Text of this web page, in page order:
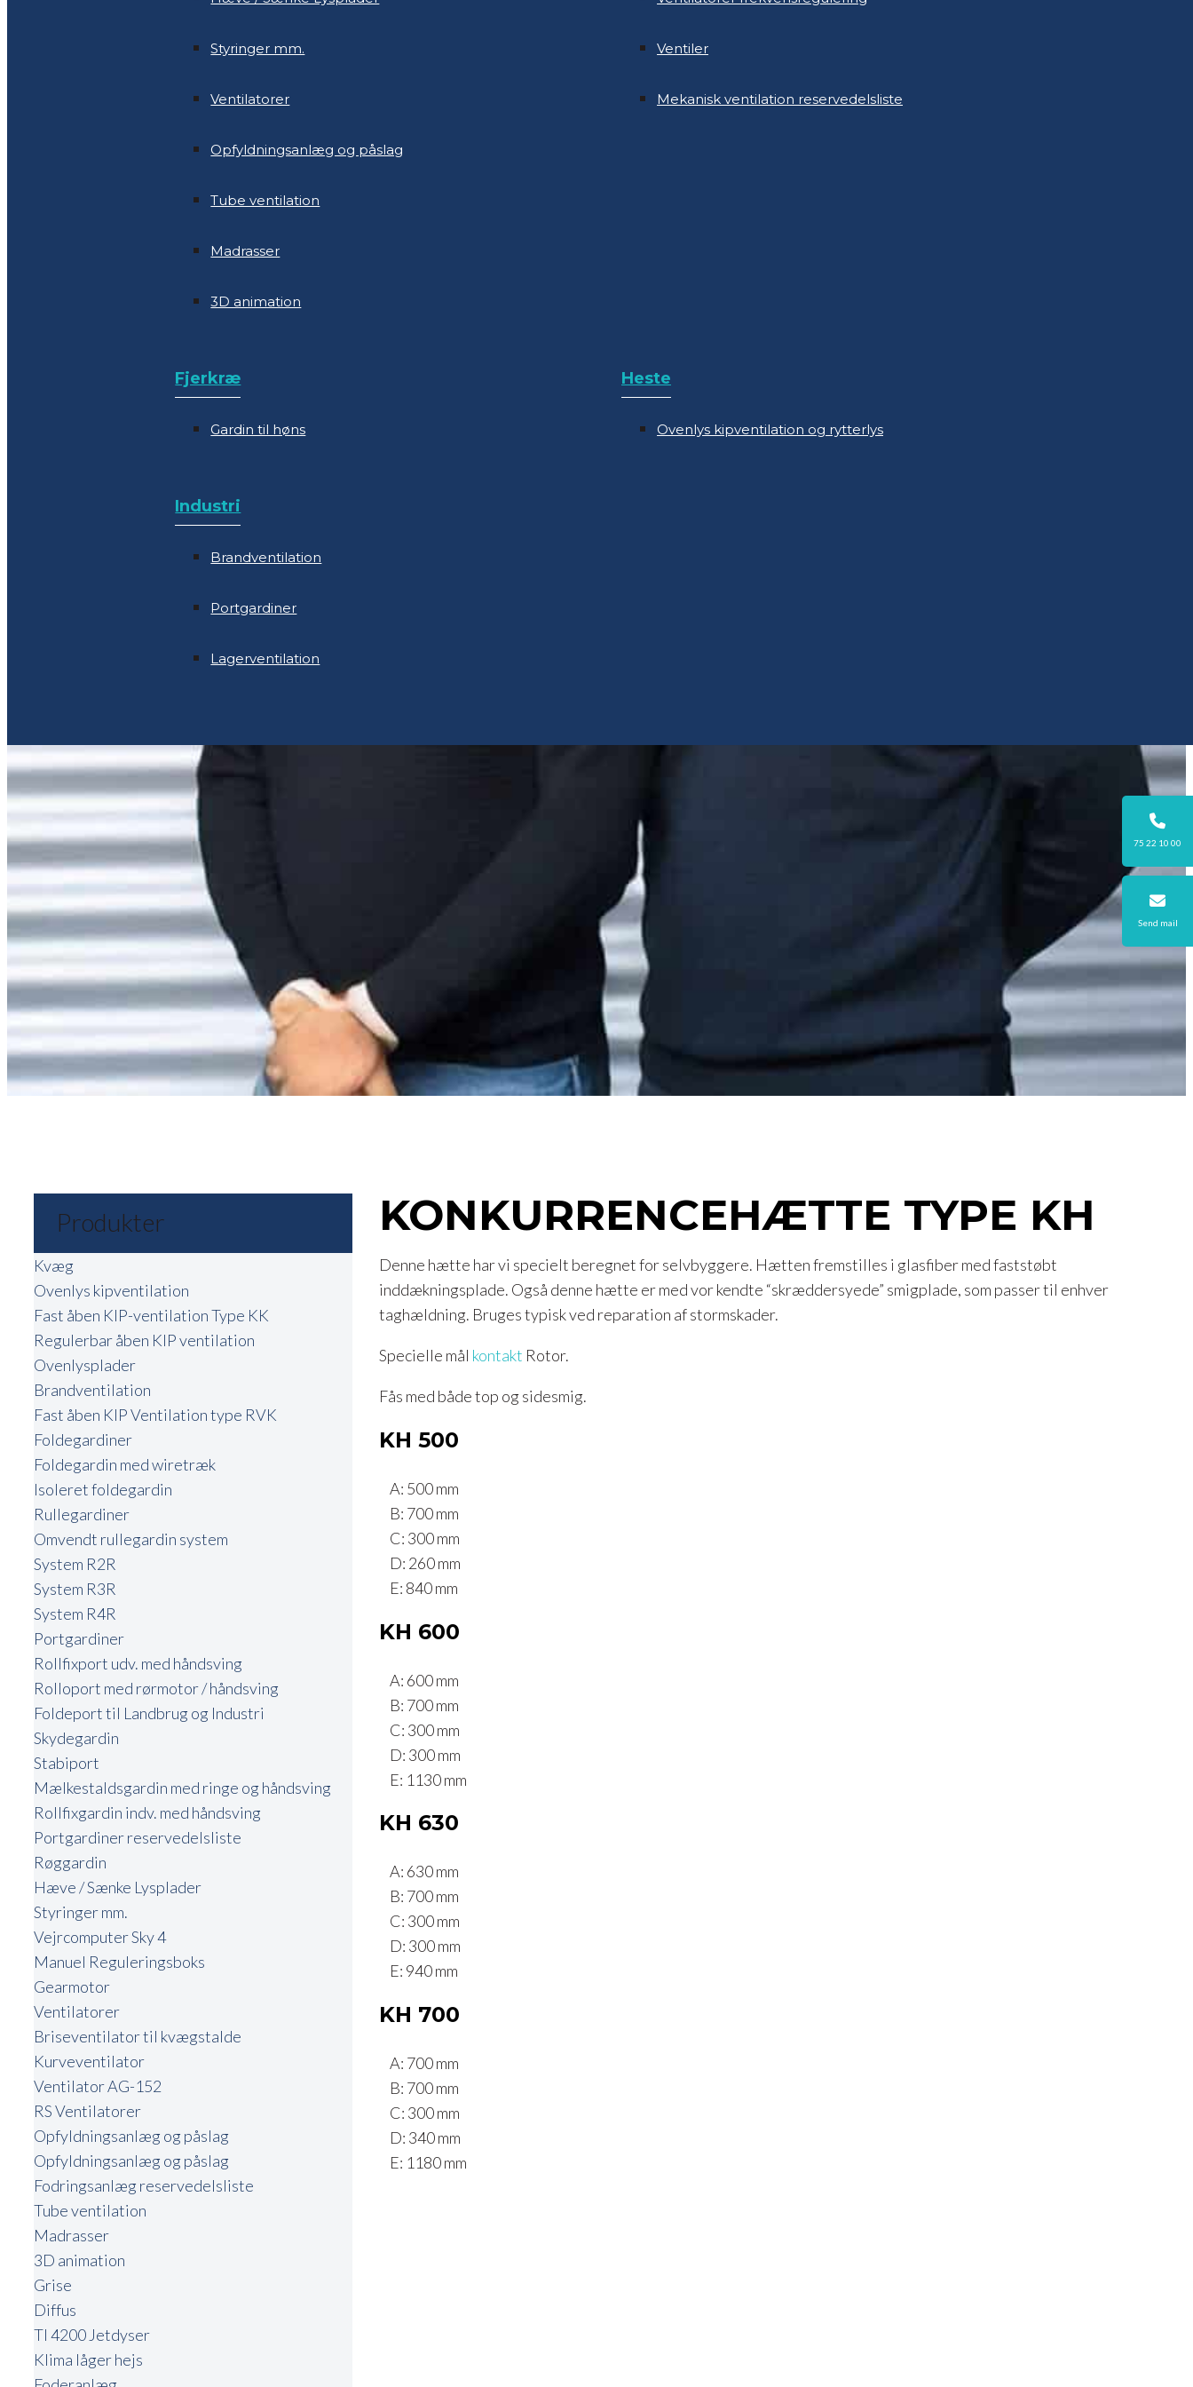
Fjerkræ
Industri
Styringer mm.
Ventilatorer
Opfyldningsanlæg og påslag
Tube ventilation
Madrasser
3D animation
Ventiler
Mekanisk ventilation reservedelsliste
Fjerkræ
Gardin til høns
Heste
Ovenlys kipventilation og rytterlys
Industri
Brandventilation
Portgardiner
Lagerventilation
Produkter
Kvæg
Ovenlys kipventilation
Fast åben KIP-ventilation Type KK
Regulerbar åben KIP ventilation
Ovenlysplader
Brandventilation
Fast åben KIP Ventilation type RVK
Foldegardiner
Foldegardin med wiretræk
Isoleret foldegardin
Rullegardiner
Omvendt rullegardin system
System R2R
System R3R
System R4R
Portgardiner
Rollfixport udv. med håndsving
Rolloport med rørmotor / håndsving
Foldeport til Landbrug og Industri
Skydegardin
Stabiport
Mælkestaldsgardin med ringe og håndsving
Rollfixgardin indv. med håndsving
Portgardiner reservedelsliste
Røggardin
Hæve / Sænke Lysplader
Styringer mm.
Vejrcomputer Sky 4
Manuel Reguleringsboks
Gearmotor
Ventilatorer
Briseventilator til kvægstalde
Kurveventilator
Ventilator AG-152
RS Ventilatorer
Opfyldningsanlæg og påslag
Opfyldningsanlæg og påslag
Fodringsanlæg reservedelsliste
Tube ventilation
Madrasser
3D animation
Grise
Diffus
TI 4200 Jetdyser
Klima låger hejs
KONKURRENCEHÆTTE TYPE KH
Denne hætte har vi specielt beregnet for selvbyggere. Hætten fremstilles i glasfiber med faststøbt
inddækningsplade. Også denne hætte er med vor kendte “skræddersyede” smigplade, som passer til enhver
taghældning. Bruges typisk ved reparation af stormskader.
Specielle mål kontakt Rotor.
Fås med både top og sidesmig.​
KH 500
A: 500 mm
B: 700 mm
C: 300 mm
D: 260 mm
E: 840 mm
KH 600
A: 600 mm
B: 700 mm
C: 300 mm
D: 300 mm
E: 1130 mm
KH 630
A: 630 mm
B: 700 mm
C: 300 mm
D: 300 mm
E: 940 mm
​KH 700
A: 700 mm
B: 700 mm
C: 300 mm
D: 340 mm
E: 1180 mm​
75 22 10 00
Send mail